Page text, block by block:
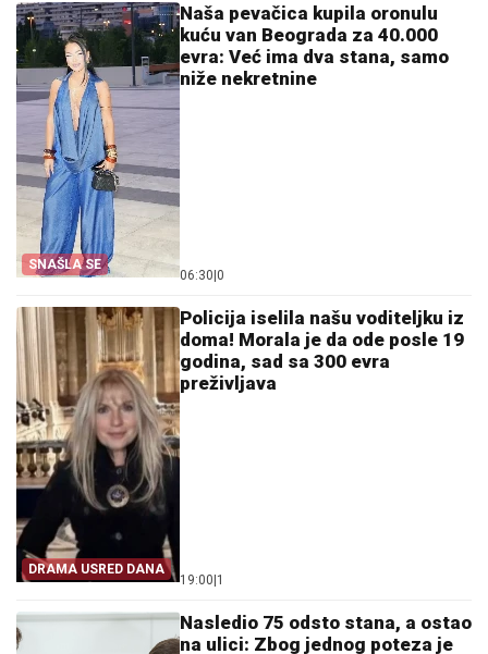
SNAŠLA SE
Naša pevačica kupila oronulu
kuću van Beograda za 40.000
evra: Već ima dva stana, samo
niže nekretnine
06:30|0
DRAMA USRED DANA
Policija iselila našu voditeljku iz
doma! Morala je da ode posle 19
godina, sad sa 300 evra
preživljava
19:00|1
Nasledio 75 odsto stana, a ostao
na ulici: Zbog jednog poteza je